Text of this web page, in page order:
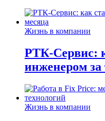
Жизнь в компании
РТК-Сервис:
инженером за
Жизнь в компании